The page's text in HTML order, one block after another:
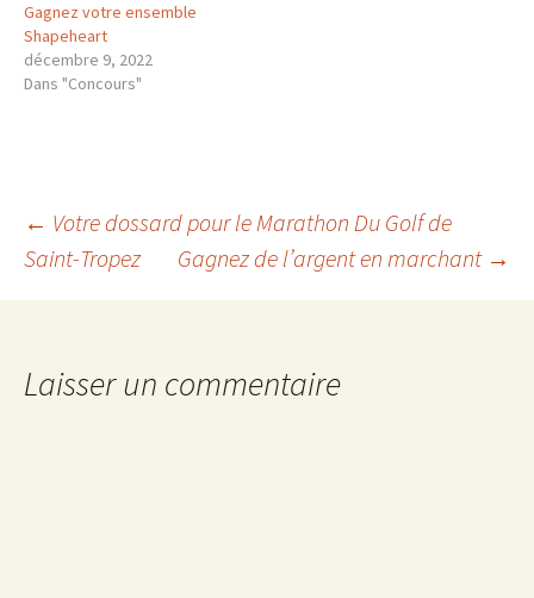
Gagnez votre ensemble
Shapeheart
décembre 9, 2022
Dans "Concours"
Navigation
des
articles
← Votre dossard pour le Marathon Du Golf de
Saint-Tropez
Gagnez de l’argent en marchant →
Laisser un commentaire